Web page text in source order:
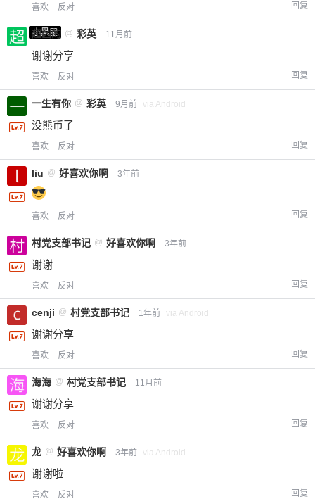
喜欢 反对 回复
小黑屋
超凶的 @ 彩英 11月前
谢谢分享
喜欢 反对 回复
一生有你 @ 彩英 9月前 via Android
没熊币了
喜欢 反对 回复
liu @ 好喜欢你啊 3年前
喜欢 反对 回复
村党支部书记 @ 好喜欢你啊 3年前
谢谢
喜欢 反对 回复
cenji @ 村党支部书记 1年前 via Android
谢谢分享
喜欢 反对 回复
海海 @ 村党支部书记 11月前
谢谢分享
喜欢 反对 回复
龙 @ 好喜欢你啊 3年前 via Android
谢谢啦
喜欢 反对 回复